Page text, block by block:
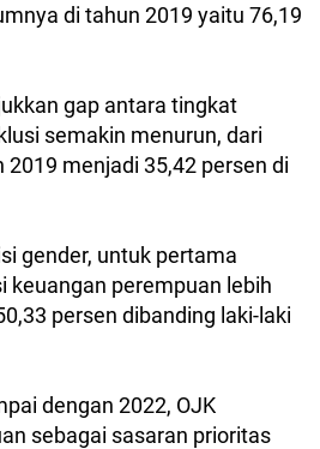
di tahun 2019 yaitu 76,19
gap antara tingkat
semakin menurun, dari
2019 menjadi 35,42 persen di
gender, untuk pertama
keuangan perempuan lebih
persen dibanding laki-laki
dengan 2022, OJK
sebagai sasaran prioritas